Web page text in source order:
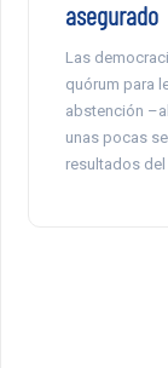
asegurado
Las
quórum para
abstención
unas pocas
resultados